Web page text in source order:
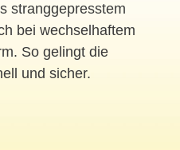
stranggepresstem
bei wechselhaftem
So gelingt die
und sicher.